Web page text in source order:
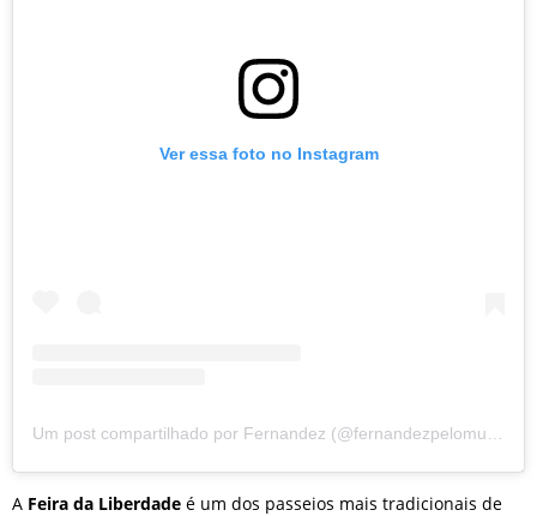
Ver essa foto no Instagram
A Feira da Liberdade é um dos passeios mais tradicionais de